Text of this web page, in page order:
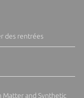
des rentrées
Matter and Synthetic